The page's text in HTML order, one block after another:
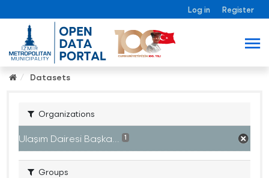
Log in Register
Datasets
Organizations
Ulaşım Dairesi Başka... 1
Groups